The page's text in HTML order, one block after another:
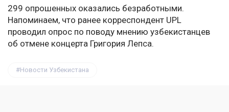
299 опрошенных оказались безработными.
Напоминаем, что ранее корреспондент UPL
проводил опрос по поводу мнению узбекистанцев
об отмене концерта Григория Лепса.
Новости Узбекистана